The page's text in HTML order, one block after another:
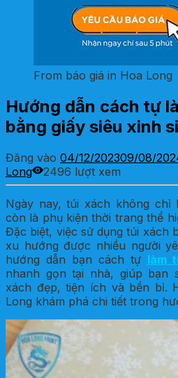
From báo giá in Hoa Long
Hướng dẫn cách tự
bằng giấy siêu xinh
Đăng vào 04/12/202309/08/
Long
2496 lượt xem
Ngày nay, túi xách không chỉ
còn là phụ kiện thời trang thể
Đặc biệt, việc sử dụng túi xách
xu hướng được nhiều người
hướng dẫn bạn cách tự làm
nhanh gọn tại nhà, giúp bạn
xách đẹp, tiện ích và bền bỉ.
Long khám phá chi tiết trong